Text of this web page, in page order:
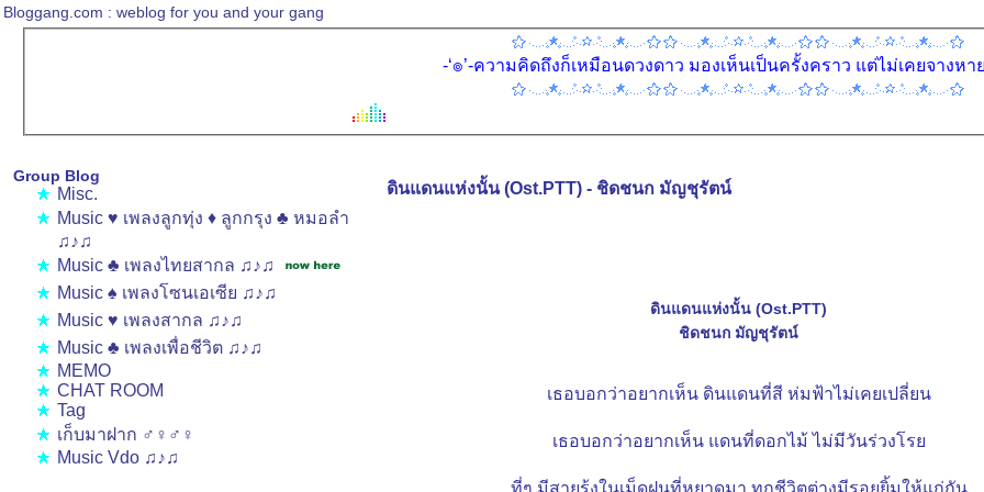
Bloggang.com : weblog for you and your gang
-‘๏’-ความคิดถึงก็เหมือนดวงดาว มองเห็นเป็นครั้งคราว แต่ไม่เคยจางหาย
Group Blog
Misc.
Music ♥ เพลงลูกทุ่ง ♦ ลูกกรุง ♣ หมอลำ
♫♪♫
Music ♣ เพลงไทยสากล ♫♪♫
Music ♠ เพลงโซนเอเซีย ♫♪♫
Music ♥ เพลงสากล ♫♪♫
Music ♣ เพลงเพื่อชีวิต ♫♪♫
MEMO
CHAT ROOM
Tag
เก็บมาฝาก ♂♀♂♀
Music Vdo ♫♪♫
ดินแดนแห่งนั้น (Ost.PTT) - ชิดชนก มัญชุรัตน์
ดินแดนแห่งนั้น (Ost.PTT)
ชิดชนก มัญชุรัตน์
เธอบอกว่าอยากเห็น ดินแดนที่สี ห่มฟ้าไม่เคยเปลี่ยน
เธอบอกว่าอยากเห็น แดนที่ดอกไม้ ไม่มีวันร่วงโร
ที่ๆ มีสายรุ้งในเม็ดฝนที่หยาดมา ทุกชีวิตต่างมีรอยยิ้มให้แก่กัน